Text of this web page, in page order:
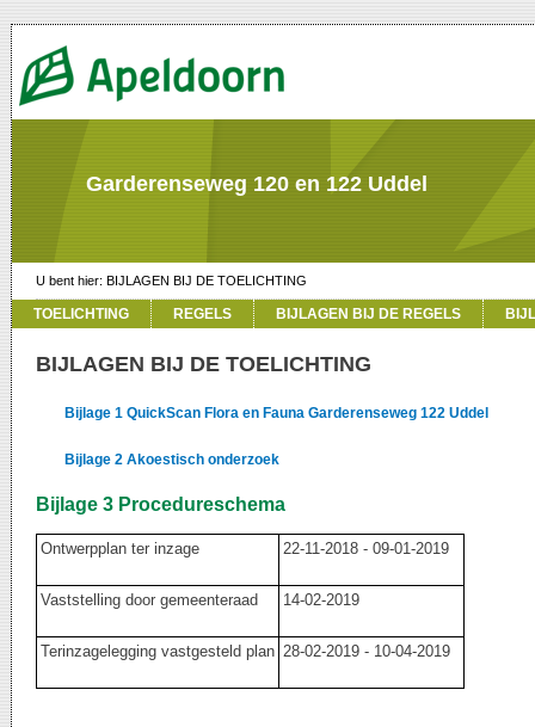
Garderenseweg 120 en 122 Uddel
BIJLAGEN BIJ DE TOELICHTING
TOELICHTING REGELS BIJLAGEN BIJ DE REGELS
BIJLAGEN BIJ DE TOELICHTING
Bijlage 1 QuickScan Flora en Fauna Garderenseweg 122 Uddel
Bijlage 2 Akoestisch onderzoek
Bijlage 3 Procedureschema
Ontwerpplan ter inzage 22-11-2018 - 09-01-2019
Vaststelling door gemeenteraad 14-02-2019
Terinzagelegging vastgesteld plan 28-02-2019 - 10-04-2019